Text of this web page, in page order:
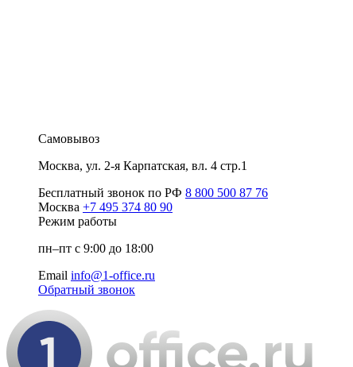
Самовывоз
Москва, ул. 2-я Карпатская, вл. 4 стр.1
Бесплатный звонок по РФ 8 800 500 87 76
Москва +7 495 374 80 90
Режим работы
пн–пт с 9:00 до 18:00
Email info@1-office.ru
Обратный звонок